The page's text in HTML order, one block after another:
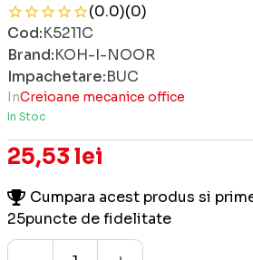
(0.0)(0)
Cod:K5211C
Brand:KOH-I-NOOR
Impachetare:BUC
InCreioane mecanice office
In Stoc
25,53 lei
Cumpara acest produs si
25puncte de fidelitate